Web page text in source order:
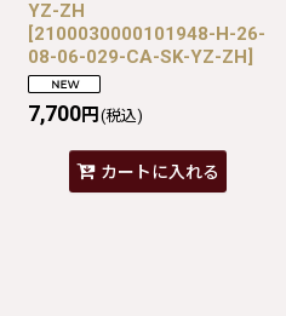
YZ-ZH
[2100030000101948-H-26-
08-06-029-CA-SK-YZ-ZH]
7,700円 (税込)
カートに入れる